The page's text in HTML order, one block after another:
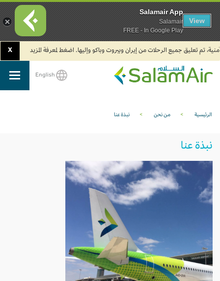
X
English
الرئيسية > من نحن > نبذة عنا
نبذة عنا
Salamair App
Salamair
FREE - In Google Play
View